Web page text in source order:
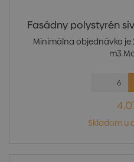
Fasádny polystyrén
Minimálna objednávka je
m3
Skladom u